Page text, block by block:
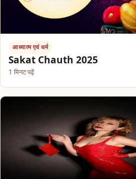
आध्यात्म एवं धर्म
Sakat Chauth 2025
1 मिनट पढ़ें